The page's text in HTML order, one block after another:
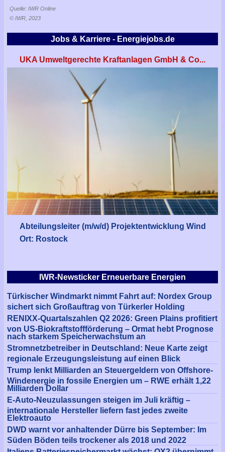
Quelle: IWR Online
© IWR, 2023
Jobs & Karriere - Energiejobs.de
UKA Umweltgerechte Kraftanlagen GmbH & Co...
Abteilungsleiter (m/w/d) Projektentwicklung Wind
Ort: Rostock
IWR-Newsticker Erneuerbare Energien
Türkischer Windmarkt nimmt Fahrt auf: Nordex Group
sichert sich Großauftrag von Türkerler Holding
RENIXX-Quartalszahlen Q2 2026: Green Plains profitiert
von US-Biokraftstoffförderung – Ormat hebt Prognose
nach starkem Speicherwachstum an
Stromnetzbetreiber in Deutschland: Neue Karte zeigt
regionale Erzeugungsleistung auf einen Blick
Trump lenkt Milliarden an Steuergeldern von Offshore-
Windenergie in fossile Energien um – RWE erhält 1,22
Milliarden Dollar
E-Auto-Neuzulassungen steigen im Juli kräftig –
internationale Hersteller liefern fast jedes zweite
Elektroauto
DWD warnt vor anhaltender Dürre bis September: Im
Süden Böden teils trockener als 2018 und 2022